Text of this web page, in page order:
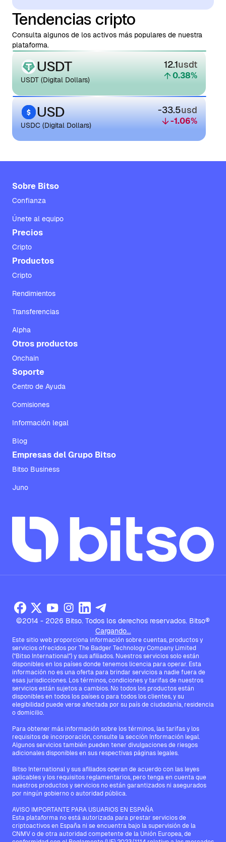
Tendencias cripto
Consulta algunos de los activos más populares de nuestra
plataforma.
USDT
USDT (Digital Dollars)
12.1usdt
0.38%
USD
USDC (Digital Dollars)
-33.5usd
-1.06%
Sobre Bitso
Confianza
Únete al equipo
Precios
Cripto
Productos
Cripto
Rendimientos
Transferencias
Alpha
Otros productos
Onchain
Soporte
Centro de Ayuda
Comisiones
Información legal
Blog
Empresas del Grupo Bitso
Bitso Business
Juno
©2014 - 2026 Bitso. Todos los derechos reservados. Bitso®
Cargando...
Este sitio web proporciona información sobre cuentas, productos y
servicios ofrecidos por The Badger Technology Company Limited
("Bitso International") y sus afiliados. Nuestros servicios solo están
disponibles en los países donde tenemos licencia para operar. Esta
información no es una oferta para brindar servicios a nadie fuera de
esas jurisdicciones. Los términos, condiciones y tarifas de nuestros
servicios están sujetos a cambios. No todos los productos están
disponibles en todos los países o para todos los clientes, y su
elegibilidad puede verse afectada por su país de ciudadanía, residencia
o domicilio.
Para obtener más información sobre los términos, las tarifas y los
requisitos de incorporación, consulte la sección Información legal.
Algunos servicios también pueden tener divulgaciones de riesgos
adicionales disponibles en sus respectivas páginas legales.
Bitso International y sus afiliados operan de acuerdo con las leyes
aplicables y los requisitos reglamentarios, pero tenga en cuenta que
nuestros productos y servicios no están garantizados ni asegurados
por ningún gobierno o autoridad pública.
AVISO IMPORTANTE PARA USUARIOS EN ESPAÑA
Esta plataforma no está autorizada para prestar servicios de
criptoactivos en España ni se encuentra bajo la supervisión de la
CNMV o de otra autoridad competente de la Unión Europea, de